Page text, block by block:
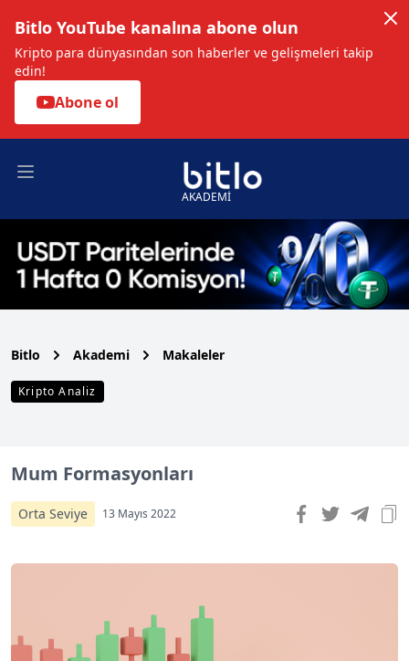
Bitlo YouTube kanalına abone olun
Kripto para dünyasından son haberler ve gelişmeleri takip
edin!
Abone ol
Open main menu
AKADEMİ
Bitlo Akademi Makaleler
Kripto Analiz
Mum Formasyonları
Orta Seviye 13 Mayıs 2022